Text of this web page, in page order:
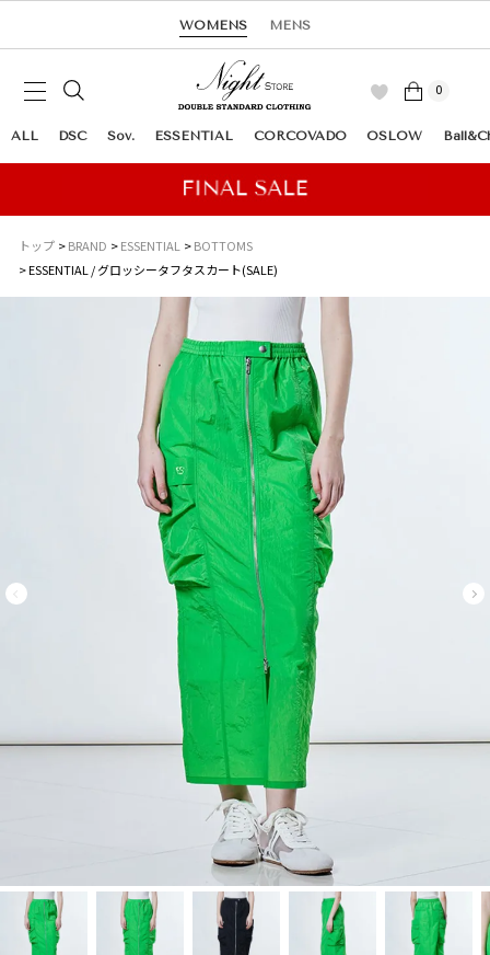
WOMENS MENS
0
ALL DSC Sov. ESSENTIAL CORCOVADO OSLOW
トップ BRAND ESSENTIAL
BOTTOMS
ESSENTIAL / グロッシータフタスカート(SALE)